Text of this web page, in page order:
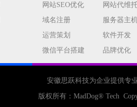
网站SEO优化
网站代维
域名注册
服务器主
运营策划
软件开发
微信平台搭建
品牌优化
安徽思跃科技为企业提供专
版权所有： MadDog® Tech